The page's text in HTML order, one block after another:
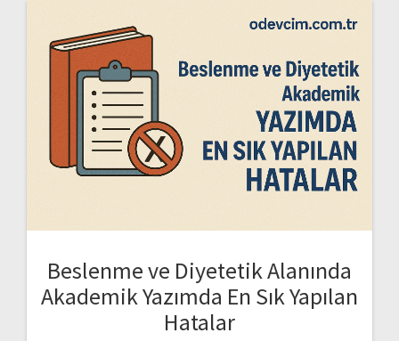
Beslenme ve Diyetetik Alanında
Akademik Yazımda En Sık Yapılan
Hatalar